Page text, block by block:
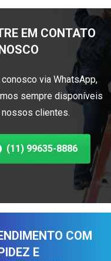
EM CONTATO
conosco via WhatsApp,
sempre disponíveis
nossos clientes.
(11) 99635-8886
COM
E